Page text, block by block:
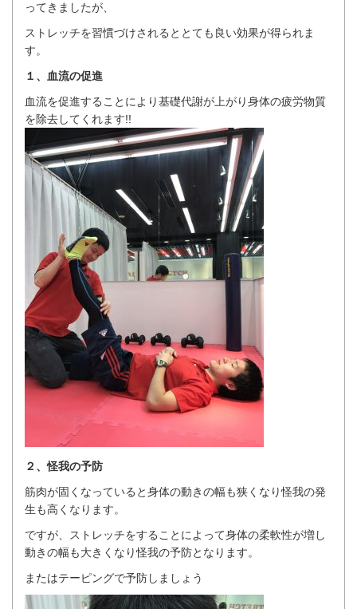
ってきましたが、
ストレッチを習慣づけされるととても良い効果が得られま
す。
１、血流の促進
血流を促進することにより基礎代謝が上がり身体の疲労物質
を除去してくれます!!
２、怪我の予防
筋肉が固くなっていると身体の動きの幅も狭くなり怪我の発
生も高くなります。
ですが、ストレッチをすることによって身体の柔軟性が増し
動きの幅も大きくなり怪我の予防となります。
またはテーピングで予防しましょう